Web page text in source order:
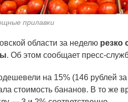
прилавки
области за неделю резко
. Об этом сообщает пресс-
на 15% (146 рублей
стоимость бананов. В то же